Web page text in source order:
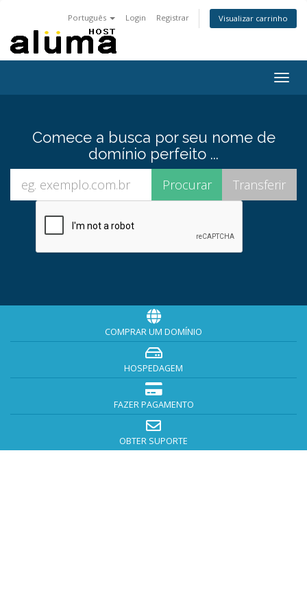
Português Login Registrar Visualizar carrinho
Comece a busca por seu nome de
domínio perfeito ...
COMPRAR UM DOMÍNIO
HOSPEDAGEM
FAZER PAGAMENTO
OBTER SUPORTE